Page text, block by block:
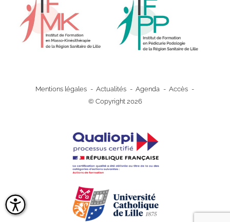
Mentions légales Actualités Agenda
Accès
© Copyright 2026